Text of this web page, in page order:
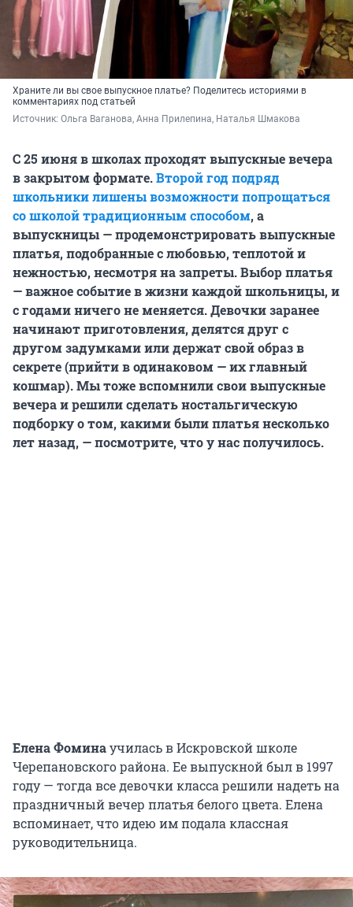
Храните ли вы свое выпускное платье? Поделитесь историями в
комментариях под статьей
Источник: Ольга Ваганова, Анна Прилепина, Наталья Шмакова
С 25 июня в школах проходят выпускные вечера
в закрытом формате.Второй год подряд
школьники лишены возможности попрощаться
со школой традиционным способом, а
выпускницы — продемонстрировать выпускные
платья, подобранные с любовью, теплотой и
нежностью, несмотря на запреты. Выбор платья
— важное событие в жизни каждой школьницы, и
с годами ничего не меняется. Девочки заранее
начинают приготовления, делятся друг с
другом задумками или держат свой образ в
секрете (прийти в одинаковом — их главный
кошмар). Мы тоже вспомнили свои выпускные
вечера и решили сделать ностальгическую
подборку о том, какими были платья несколько
лет назад, — посмотрите, что у нас получилось.
Елена Фоминаучилась в Искровской школе
Черепановского района. Ее выпускной был в 1997
году — тогда все девочки класса решили надеть на
праздничный вечер платья белого цвета. Елена
вспоминает, что идею им подала классная
руководительница.